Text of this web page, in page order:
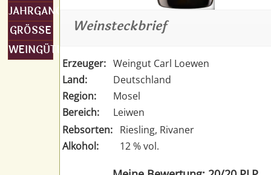
JAHRGANG
GRÖSSE
WEINGÜTER
Weinsteckbrief
Erzeuger: Weingut Carl Loewen
Land:
Deutschland
Region:
Mosel
Bereich:
Leiwen
Rebsorten: Riesling, Rivaner
Alkohol:
12 % vol.